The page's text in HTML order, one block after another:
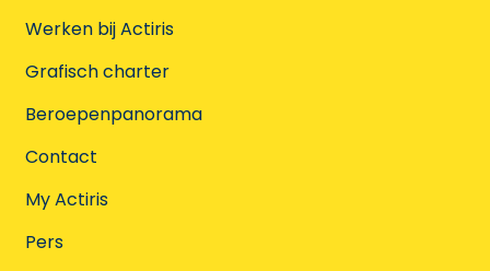
Werken bij Actiris
Grafisch charter
Beroepenpanorama
Contact
My Actiris
Pers